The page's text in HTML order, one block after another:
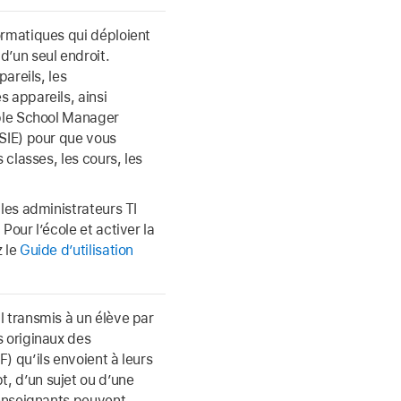
qui déploient
seul endroit.
les
appareils, ainsi
School Manager
pour que vous
classes, les cours, les
administrateurs TI
l’école et activer la
le Guide d’utilisation
transmis à un élève par
originaux des
qu’ils envoient à leurs
d’un sujet ou d’une